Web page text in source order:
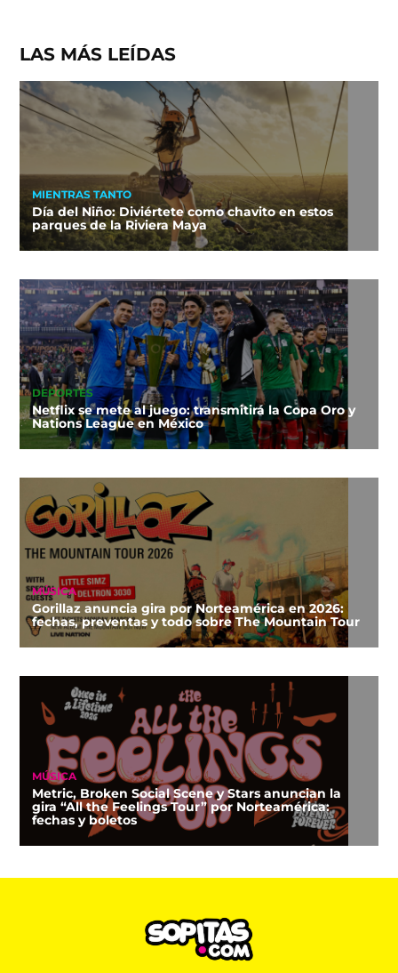
LAS MÁS LEÍDAS
MIENTRAS TANTO
Día del Niño: Diviértete como chavito en estos
parques de la Riviera Maya
DEPORTES
Netflix se mete al juego: transmitirá la Copa Oro y
Nations League en México
MÚSICA
Gorillaz anuncia gira por Norteamérica en 2026:
fechas, preventas y todo sobre The Mountain Tour
MÚSICA
Metric, Broken Social Scene y Stars anuncian la
gira “All the Feelings Tour” por Norteamérica:
fechas y boletos